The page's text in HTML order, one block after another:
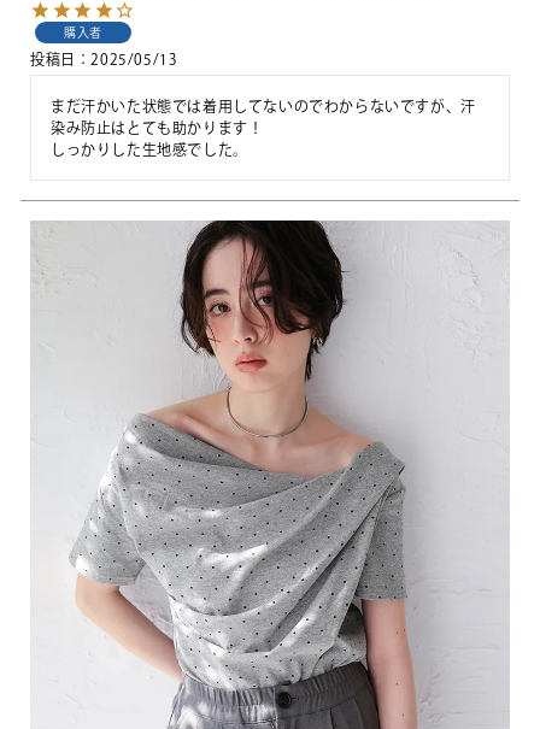
購入者
投稿日 2025/05/13
まだ汗かいた状態では着用してないのでわからないですが、汗
染み防止はとても助かります！
しっかりした生地感でした。